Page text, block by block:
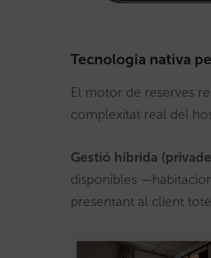
Tecnologia nativa
El motor de reserves
complexitat real del
Gestió híbrida
disponibles
presentant al client